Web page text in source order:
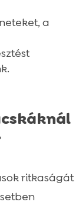
a
ritkaságát